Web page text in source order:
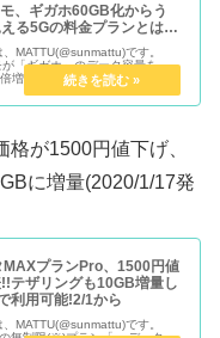
、ギガホ60GB化からう
る5Gの料金プランとは…
、MATTU(@sunmattu)です。
が「ギガホ」のデータ容量を
増し、60GBとするキャンペー
で開始しました。 「ギガホ」を
る方ならだれでも対象で、事実
が1500円値下げ、
に増量(2020/1/17発
MAXプランPro、1500円値
テザリングも10GB増量し
利用可能!2/1から
、MATTU(@sunmattu)です。